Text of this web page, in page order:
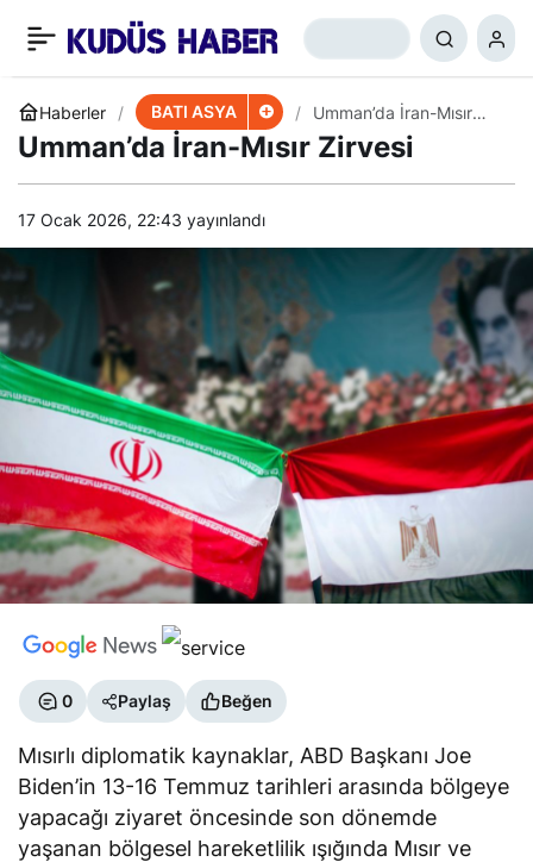
Haberler BATI ASYA
Umman’da İran-Mısır
Zirvesi
Umman’da İran-Mısır Zirvesi
17 Ocak 2026, 22:43 yayınlandı
0 Paylaş Beğen
Mısırlı diplomatik kaynaklar, ABD Başkanı Joe
Biden’in 13-16 Temmuz tarihleri ​​arasında bölgeye
yapacağı ziyaret öncesinde son dönemde
yaşanan bölgesel hareketlilik ışığında Mısır ve
Suudi Arabistan
Yemen’in Petrolünü
Çalıyor
+ 0 Paylaş